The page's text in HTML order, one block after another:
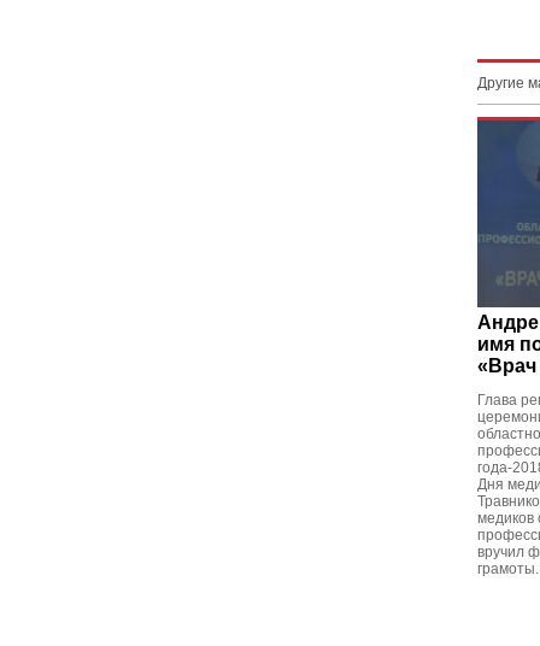
Другие
имя
«Врач
Глава
года-
Дня
медиков
вручил
грамоты.